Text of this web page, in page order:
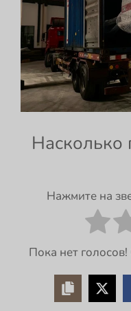
Насколько
Нажмите на
Пока нет